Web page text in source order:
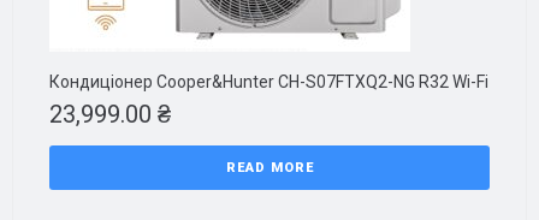
Кондиціонер Cooper&Hunter CH-S07FTXQ2-NG R32 Wi-Fi
23,999.00 ₴
READ MORE